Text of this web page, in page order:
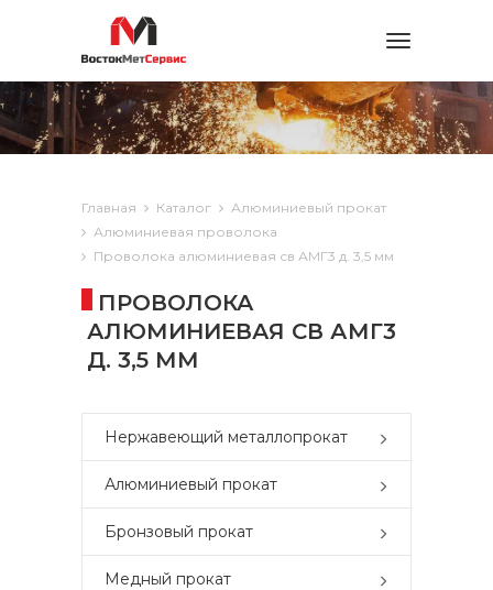
Toggle
Главная Каталог
Алюминиевый прокат
Алюминиевая проволока
Проволока алюминиевая св АМГ3 д. 3,5 мм
ПРОВОЛОКА
АЛЮМИНИЕВАЯ СВ АМГ3
Д. 3,5 ММ
Нержавеющий металлопрокат
Алюминиевый прокат
Бронзовый прокат
Медный прокат